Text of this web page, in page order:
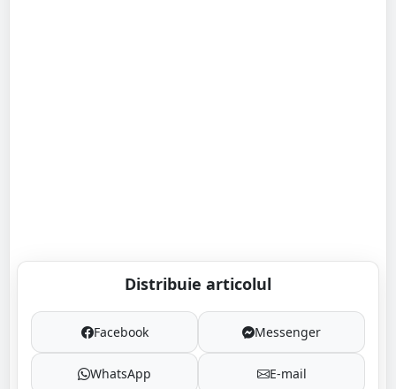
Distribuie articolul
Facebook Messenger
WhatsApp E-mail